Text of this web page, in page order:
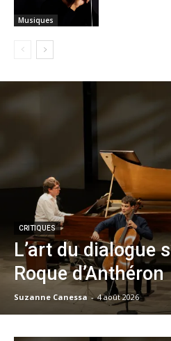
Musiques
CRITIQUES
L’art du dialogue
Roque d’Anthéron
Suzanne Canessa - 4 août 2026